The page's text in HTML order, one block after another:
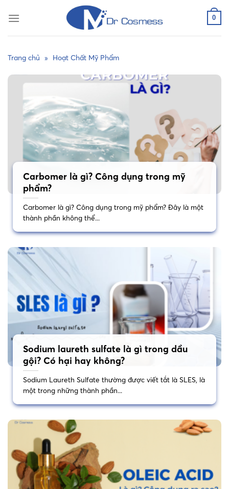
0
Trang chủ » Hoạt Chất Mỹ Phẩm
Carbomer là gì? Công dụng trong mỹ
phẩm?
Carbomer là gì? Công dụng trong mỹ phẩm? Đây là một
thành phần không thể...
Sodium laureth sulfate là gì trong dầu
gội? Có hại hay không?
Sodium Laureth Sulfate thường được viết tắt là SLES, là
một trong những thành phần...